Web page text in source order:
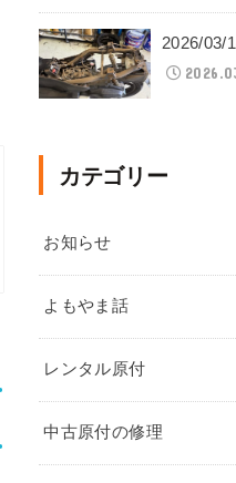
2026/
カテゴリー
お知らせ
よもやま話
レンタル原付
中古原付の修理